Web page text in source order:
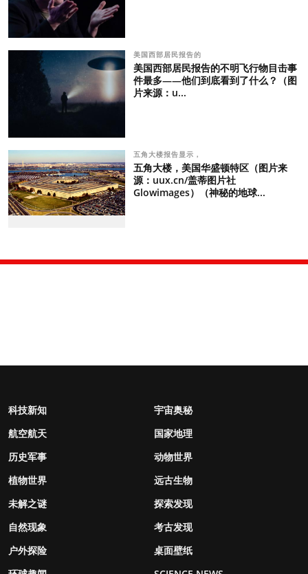
美国西部居民报告的
美国西部居民报告的不明飞行物目击事
件最多——他们到底看到了什么？（图
片来源：u...
五角大楼报告显示，
五角大楼，美国华盛顿特区（图片来
源：uux.cn/盖蒂图片社
Glowimages）（神秘的地球...
科技新知
宇宙奥秘
航空航天
国家地理
历史军事
动物世界
植物世界
远古生物
未解之谜
探索发现
自然现象
考古发现
户外探险
桌面壁纸